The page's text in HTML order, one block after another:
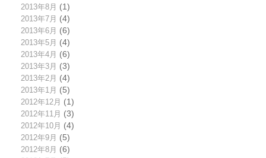
2013年8月 (1)
2013年7月 (4)
2013年6月 (6)
2013年5月 (4)
2013年4月 (6)
2013年3月 (3)
2013年2月 (4)
2013年1月 (5)
2012年12月 (1)
2012年11月 (3)
2012年10月 (4)
2012年9月 (5)
2012年8月 (6)